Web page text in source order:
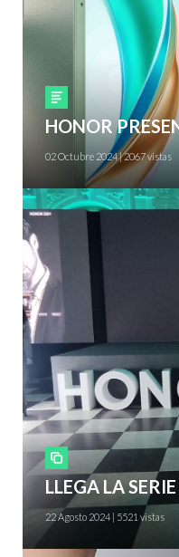
Smartphones
HONOR
02 Octubre 2024 | 2067 vistas
Smartphones
LLEGA LA
22 Agosto 2024 | 5521 vistas